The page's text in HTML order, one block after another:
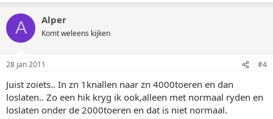
A Alper
Komt weleens kijken
28 jan 2011 #4
Juist zoiets.. In zn 1knallen naar zn 4000toeren en dan
loslaten.. Zo een hik kryg ik ook,alleen met normaal ryden en
loslaten onder de 2000toeren en dat is niet normaal.